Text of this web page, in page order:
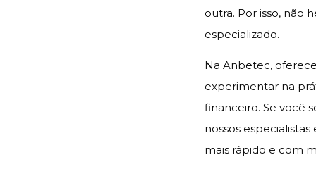
outra. Por isso, não
especializado.
Na Anbetec,
experimentar na
financeiro. Se você
nossos
mais rápido e com